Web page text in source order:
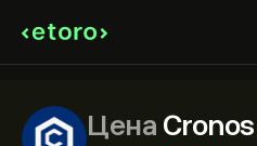
Цена Cronos